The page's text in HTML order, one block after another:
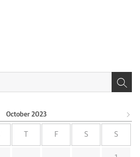
October 2023
F S S